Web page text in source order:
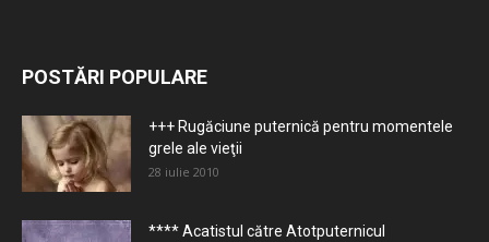
POSTĂRI POPULARE
+++ Rugăciune puternică pentru momentele
grele ale vieţii
28 iulie 2010
**** Acatistul către Atotputernicul